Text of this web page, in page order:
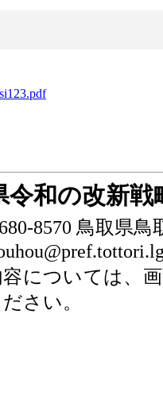
令和の改新
8570 鳥取県鳥
については、
さい。